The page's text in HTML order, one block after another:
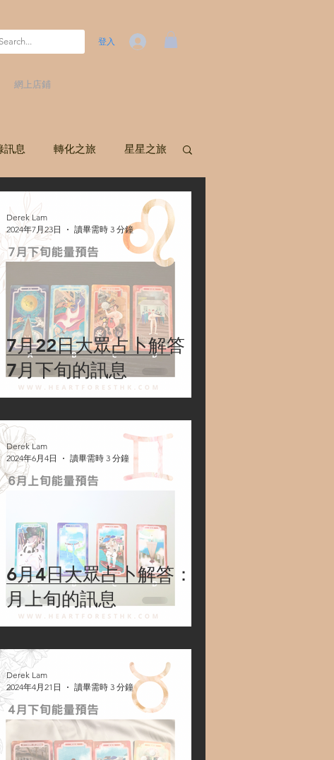
登入
網上店鋪
訊息 轉化之旅 星星之旅
7月22日大眾占卜解答：
7月下旬的訊息
Derek Lam
2024年7月23日
讀畢需時 3 分鐘
6月4日大眾占卜解答：6
月上旬的訊息
Derek Lam
2024年6月4日
讀畢需時 3 分鐘
Derek Lam
2024年4月21日
讀畢需時 3 分鐘